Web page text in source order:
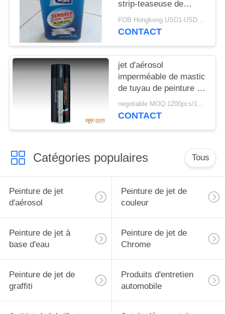
strip-teaseuse de
décapant de gallon
FOB Hongkong USD1-USD3 per piece MOQ:1000pcs
CONTACT
jet d'aérosol
imperméable de mastic
de tuyau de peinture de
réparation de la fuite
700ml
negotiable MOQ:1200pcs/100ctns pour chaque couleur
CONTACT
Catégories populaires Tous
Peinture de jet
d'aérosol
Peinture de jet de
couleur
Peinture de jet à
base d'eau
Peinture de jet de
Chrome
Peinture de jet de
graffiti
Produits d'entretien
automobile